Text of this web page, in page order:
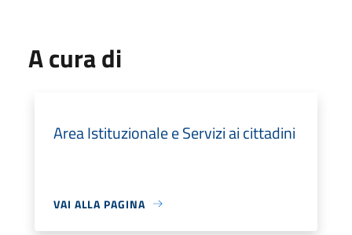
A cura di
Area Istituzionale e Servizi ai cittadini
VAI ALLA PAGINA